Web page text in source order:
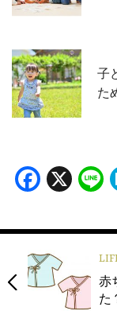
子
た
X
赤
た